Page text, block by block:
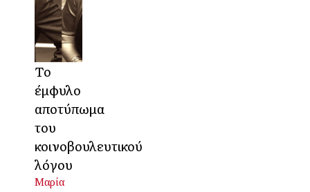
Το
έμφυλο
αποτύπωμα
του
κοινοβουλευτικού
λόγου
Μαρία